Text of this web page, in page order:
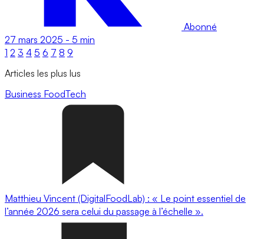
Abonné
27 mars 2025 - 5 min
1 2 3 4 5 6 7 8 9
Articles les plus lus
Business FoodTech
Matthieu Vincent (DigitalFoodLab) : « Le point essentiel de
l’année 2026 sera celui du passage à l’échelle ».